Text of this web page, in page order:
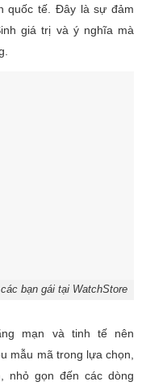
quốc tế. Đây là sự đảm
giá trị và ý nghĩa mà
bạn gái tại WatchStore
mạn và tinh tế nên
mẫu mã trong lựa chọn,
nhỏ gọn đến các dòng